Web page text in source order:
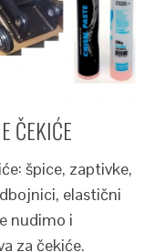
ČEKIĆE
špice, zaptivke,
elastični
nudimo i
za čekiće.